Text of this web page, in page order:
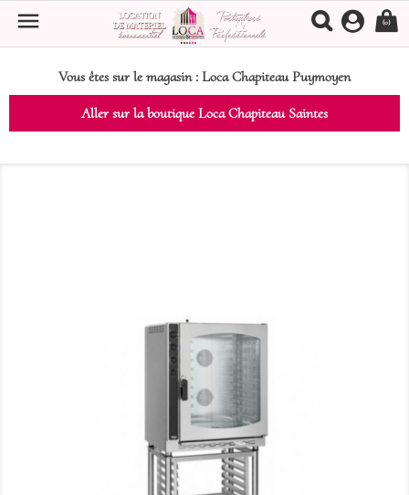
Vous êtes sur le magasin : Loca Chapiteau Puymoyen
Aller sur la boutique Loca Chapiteau Saintes
 (0)